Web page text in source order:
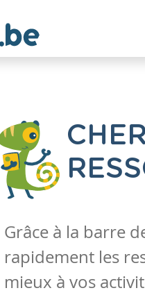
Grâce à la barre
rapidement les
mieux à vos